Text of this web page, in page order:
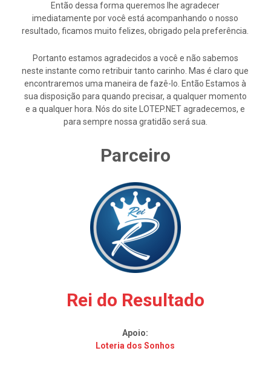
Então dessa forma queremos lhe agradecer
imediatamente por você está acompanhando o nosso
resultado, ficamos muito felizes, obrigado pela preferência.
Portanto estamos agradecidos a você e não sabemos
neste instante como retribuir tanto carinho. Mas é claro que
encontraremos uma maneira de fazê-lo. Então Estamos à
sua disposição para quando precisar, a qualquer momento
e a qualquer hora. Nós do site LOTEP.NET agradecemos, e
para sempre nossa gratidão será sua.
Parceiro
Rei do Resultado
Apoio:
Loteria dos Sonhos